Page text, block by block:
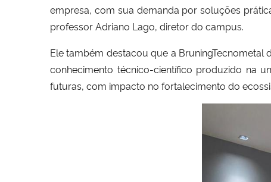
empresa, com sua demanda por soluções
professor Adriano Lago, diretor do campus.
Ele também destacou que a
conhecimento técnico-científico produzido na
futuras, com impacto no fortalecimento do